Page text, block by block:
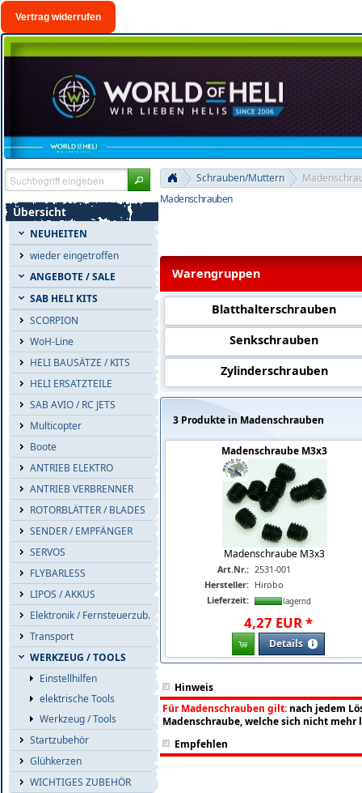
Vertrag widerrufen
Übersicht
NEUHEITEN
wieder eingetroffen
ANGEBOTE / SALE
SAB HELI KITS
SCORPION
WoH-Line
HELI BAUSÄTZE / KITS
HELI ERSATZTEILE
SAB AVIO / RC JETS
Multicopter
Boote
ANTRIEB ELEKTRO
ANTRIEB VERBRENNER
ROTORBLÄTTER / BLADES
SENDER / EMPFÄNGER
SERVOS
FLYBARLESS
LIPOS / AKKUS
Elektronik / Fernsteuerzub.
Transport
WERKZEUG / TOOLS
Einstellhilfen
elektrische Tools
Werkzeug / Tools
Startzubehör
Glühkerzen
WICHTIGES ZUBEHÖR
Schrauben/Muttern
Madenschrauben
Warengruppen
Blatthalterschrauben
Senkschrauben
Zylinderschrauben
3 Produkte in Madenschrauben
Madenschraube M3x3
Madenschraube M3x3
Art.Nr.: 2531-001
Hersteller: Hirobo
Lieferzeit:
lagernd
4,27 EUR*
Details
Hinweis
Für Madenschrauben gilt: nach jedem
Madenschraube, welche sich nicht mehr
Empfehlen